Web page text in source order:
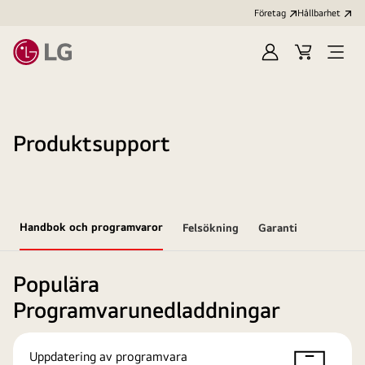
Företag Hållbarhet
LoggaKundvagn
Produktsupport
Handbok och programvaror Felsökning Garanti
Populära
Programvarunedladdningar
Uppdatering av programvara